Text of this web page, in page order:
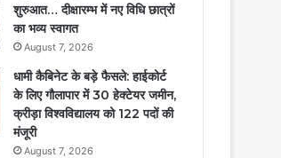
शुरुआत… दीक्षारम्भ में नए विधि छात्रों
का भव्य स्वागत
August 7, 2026
धामी कैबिनेट के बड़े फैसले: हाईकोर्ट
के लिए गौलापार में 30 हेक्टेयर जमीन,
क्रीड़ा विश्वविद्यालय को 122 पदों की
मंजूरी
August 7, 2026